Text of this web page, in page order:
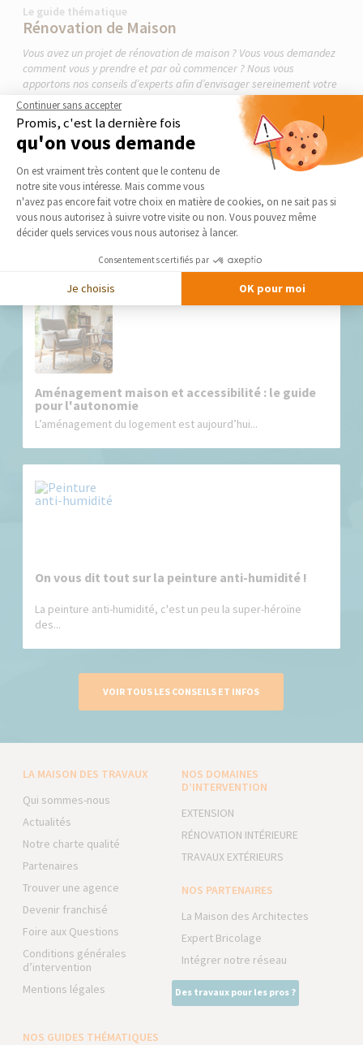
Le guide thématique
Rénovation de Maison
Vous avez un projet de rénovation de maison ? Vous vous demandez
comment vous y prendre et par où commencer ? Nous vous
apportons nos conseils d’experts afin d’envisager sereinement votre
projet.
LIRE LE GUIDE THÉMATIQUE
Nos derniers conseils et actus
Aménagement maison et accessibilité : le guide
pour l'autonomie
L’aménagement du logement est aujourd’hui...
On vous dit tout sur la peinture anti-humidité !
La peinture anti-humidité, c'est un peu la super-héroïne
des...
VOIR TOUS LES CONSEILS ET INFOS
LA MAISON DES TRAVAUX
Qui sommes-nous
Actualités
Notre charte qualité
Partenaires
Trouver une agence
Devenir franchisé
Foire aux Questions
Conditions générales
d’intervention
Mentions légales
NOS DOMAINES
D’INTERVENTION
EXTENSION
RÉNOVATION INTÉRIEURE
TRAVAUX EXTÉRIEURS
NOS PARTENAIRES
La Maison des Architectes
Expert Bricolage
Intégrer notre réseau
Des travaux pour les pros ?
NOS GUIDES THÉMATIQUES
Continuer sans accepter
Promis, c'est la dernière fois
qu'on vous demande
Plateforme de Gestion du
On est vraiment très content que le contenu de
notre site vous intéresse. Mais comme vous
n'avez pas encore fait votre choix en matière de cookies, on ne sait pas si
vous nous autorisez à suivre votre visite ou non. Vous pouvez même
décider quels services vous nous autorisez à lancer.
Consentements certifiés par
Je choisis OK pour moi
Axeptio consent